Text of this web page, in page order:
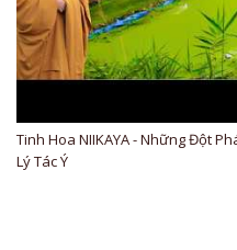
Tinh Hoa NIIKAYA - Những Đột
Lý Tác Ý